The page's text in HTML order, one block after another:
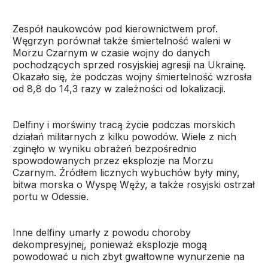
Zespół naukowców pod kierownictwem prof.
Węgrzyn porównał także śmiertelność waleni w
Morzu Czarnym w czasie wojny do danych
pochodzących sprzed rosyjskiej agresji na Ukrainę.
Okazało się, że podczas wojny śmiertelność wzrosła
od 8,8 do 14,3 razy w zależności od lokalizacji.
Delfiny i morświny tracą życie podczas morskich
działań militarnych z kilku powodów. Wiele z nich
zginęło w wyniku obrażeń bezpośrednio
spowodowanych przez eksplozje na Morzu
Czarnym. Źródłem licznych wybuchów były miny,
bitwa morska o Wyspę Węży, a także rosyjski ostrzał
portu w Odessie.
Inne delfiny umarły z powodu choroby
dekompresyjnej, ponieważ eksplozje mogą
powodować u nich zbyt gwałtowne wynurzenie na